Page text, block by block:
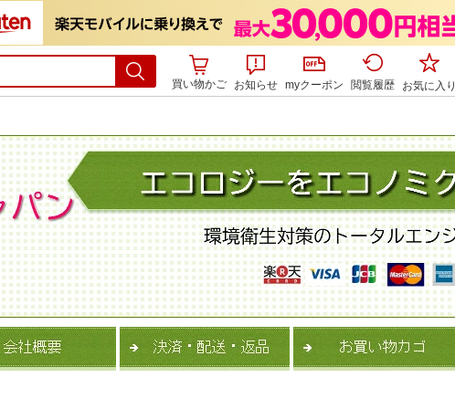
買い物かご お知らせ myクーポン 閲覧履歴 お気に入り